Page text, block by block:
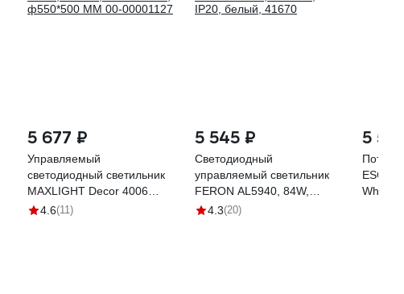
5 677 ₽
Управляемый
светодиодный светильник
MAXLIGHT Decor 4006
120W, BLACK, 3000-6500К,
4.6(11)
5 545 ₽
Светодиодный
управляемый светильник
FERON AL5940, 84W,
3000К-6500K, 5200Lm,
4.3(20)
5
White